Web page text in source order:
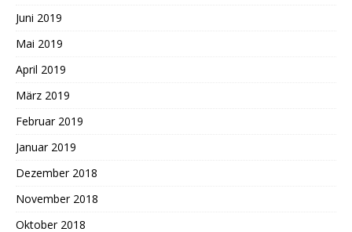
Juni 2019
Mai 2019
April 2019
März 2019
Februar 2019
Januar 2019
Dezember 2018
November 2018
Oktober 2018